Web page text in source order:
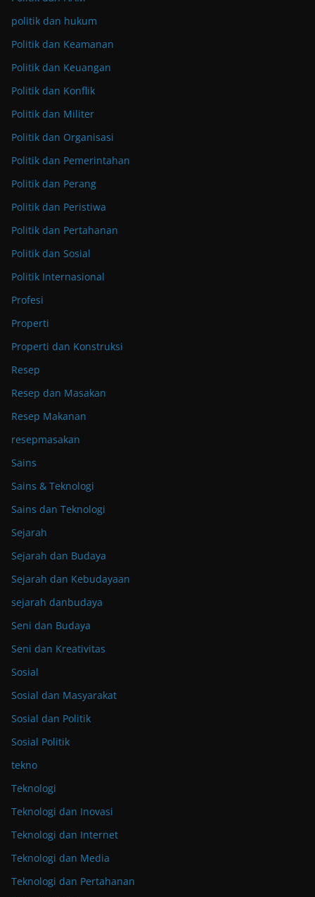
politik dan hukum
Politik dan Keamanan
Politik dan Keuangan
Politik dan Konflik
Politik dan Militer
Politik dan Organisasi
Politik dan Pemerintahan
Politik dan Perang
Politik dan Peristiwa
Politik dan Pertahanan
Politik dan Sosial
Politik Internasional
Profesi
Properti
Properti dan Konstruksi
Resep
Resep dan Masakan
Resep Makanan
resepmasakan
Sains
Sains & Teknologi
Sains dan Teknologi
Sejarah
Sejarah dan Budaya
Sejarah dan Kebudayaan
sejarah danbudaya
Seni dan Budaya
Seni dan Kreativitas
Sosial
Sosial dan Masyarakat
Sosial dan Politik
Sosial Politik
tekno
Teknologi
Teknologi dan Inovasi
Teknologi dan Internet
Teknologi dan Media
Teknologi dan Pertahanan